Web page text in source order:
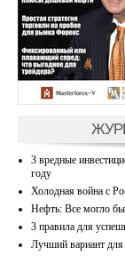
3 вредные
году
Холодная война с
Нефть: Все могло
3 правила для
Лучший вариант